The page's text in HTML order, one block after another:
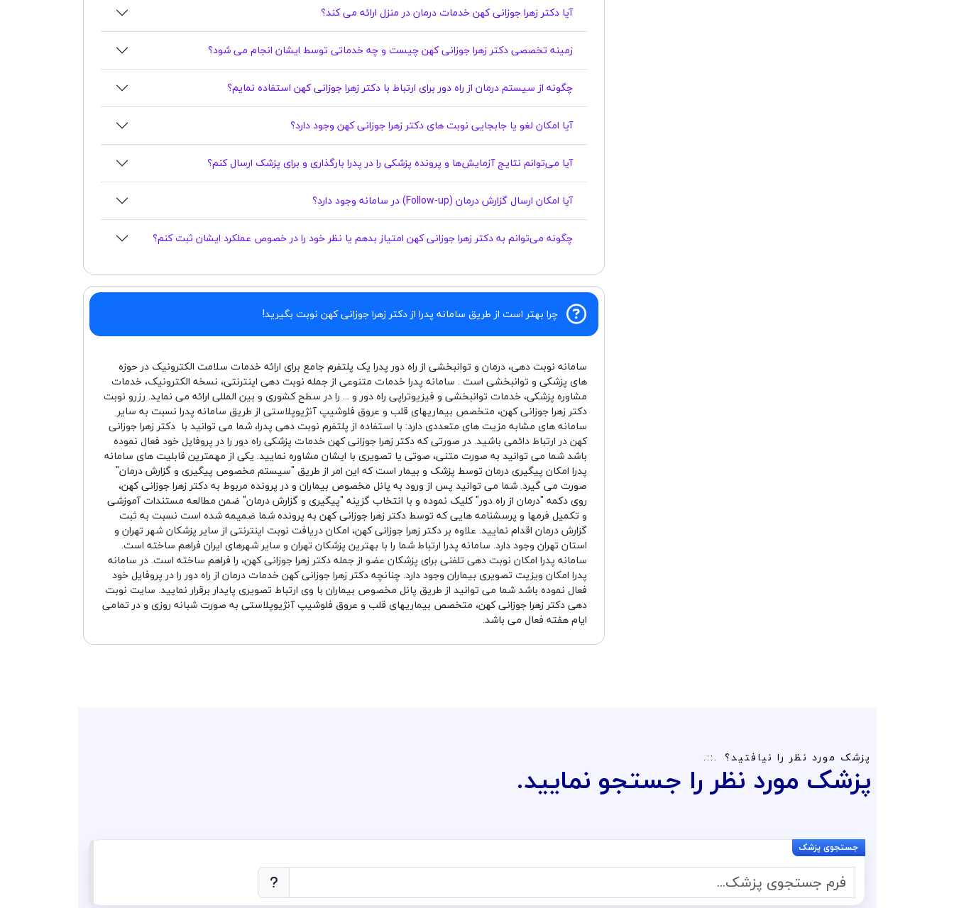
آیا دکتر زهرا جوزانی کهن خدمات درمان در منزل ارائه می کند؟
زمینه تخصصی دکتر زهرا جوزانی کهن چیست و چه خدماتی توسط ایشان انجام می شود؟
چگونه از سیستم درمان از راه دور برای ارتباط با دکتر زهرا جوزانی کهن استفاده نمایم؟
آیا امکان لغو یا جابجایی نوبت های دکتر زهرا جوزانی کهن وجود دارد؟
آیا می‌توانم نتایج آزمایش‌ها و پرونده پزشکی را در پدرا بارگذاری و برای پزشک ارسال کنم؟
آیا امکان ارسال گزارش درمان (Follow-up) در سامانه وجود دارد؟
چگونه می‌توانم به دکتر زهرا جوزانی کهن امتیاز بدهم یا نظر خود را در خصوص عملکرد ایشان ثبت کنم؟
چرا بهتر است از طریق سامانه پدرا از دکتر زهرا جوزانی کهن نوبت بگیرید!
سامانه نوبت دهی، درمان و توانبخشی از راه دور پدرا یک پلتفرم جامع برای ارائه خدمات سلامت الکترونیک در حوزه
های پزشکی و توانبخشی است . سامانه پدرا خدمات متنوعی از جمله نوبت دهی اینترنتی، نسخه الکترونیک، خدمات
مشاوره پزشکی، خدمات توانبخشی و فیزیوتراپی راه دور و ... را در سطح کشوری و بین المللی ارائه می نماید. رزرو نوبت
دکتر زهرا جوزانی کهن، متخصص بیماریهای قلب و عروق فلوشیپ آنژیوپلاستی از طریق سامانه پدرا نسبت به سایر
سامانه های مشابه مزیت های متعددی دارد: با استفاده از پلتفرم نوبت دهی پدرا، شما می توانید با دکتر زهرا جوزانی
کهن در ارتباط دائمی باشید. در صورتی که دکتر زهرا جوزانی کهن خدمات پزشکی راه دور را در پروفایل خود فعال نموده
باشد شما می توانید به صورت متنی، صوتی یا تصویری با ایشان مشاوره نمایید. یکی از مهمترین قابلیت های سامانه
پدرا امکان پیگیری درمان توسط پزشک و بیمار است که این امر از طریق "سیستم مخصوص پیگیری و گزارش درمان"
صورت می گیرد. شما می توانید پس از ورود به پانل مخصوص بیماران و در پرونده مربوط به دکتر زهرا جوزانی کهن،
روی دکمه "درمان از راه دور" کلیک نموده و با انتخاب گزینه "پیگیری و گزارش درمان" ضمن مطالعه مستندات آموزشی
و تکمیل فرمها و پرسشنامه هایی که توسط دکتر زهرا جوزانی کهن به پرونده شما ضمیمه شده است نسبت به ثبت
گزارش درمان اقدام نمایید. علاوه بر دکتر زهرا جوزانی کهن، امکان دریافت نوبت اینترنتی از سایر پزشکان شهر تهران و
استان تهران وجود دارد. سامانه پدرا ارتباط شما را با بهترین پزشکان تهران و سایر شهرهای ایران فراهم ساخته است.
سامانه پدرا امکان نوبت دهی تلفنی برای پزشکان عضو از جمله دکتر زهرا جوزانی کهن، را فراهم ساخته است. در سامانه
پدرا امکان ویزیت تصویری بیماران وجود دارد. چنانچه دکتر زهرا جوزانی کهن خدمات درمان از راه دور را در پروفایل خود
فعال نموده باشد شما می توانید از طریق پانل مخصوص بیماران با وی ارتباط تصویری پایدار برقرار نمایید. سایت نوبت
دهی دکتر زهرا جوزانی کهن، متخصص بیماریهای قلب و عروق فلوشیپ آنژیوپلاستی به صورت شبانه روزی و در تمامی
ایام هفته فعال می باشد.
پزشک مورد نظر را نیافتید؟
پزشک مورد نظر را جستجو نمایید.